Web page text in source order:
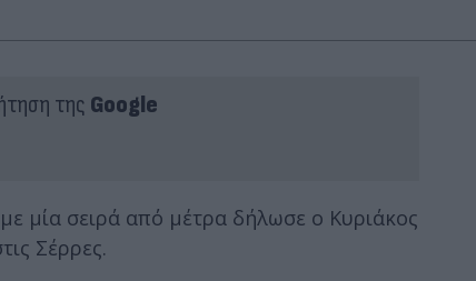
της Google
μία σειρά από μέτρα δήλωσε ο Κυριάκος
Σέρρες.